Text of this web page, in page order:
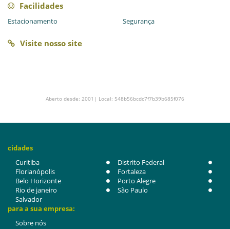
Facilidades
Estacionamento Segurança
Visite nosso site
Aberto desde: 2001| Local: 548b56bcdc7f7b39b685f076
cidades
Curitiba
Distrito Federal
Florianópolis
Fortaleza
Belo Horizonte
Porto Alegre
Rio de janeiro
São Paulo
Salvador
para a sua empresa:
Sobre nós